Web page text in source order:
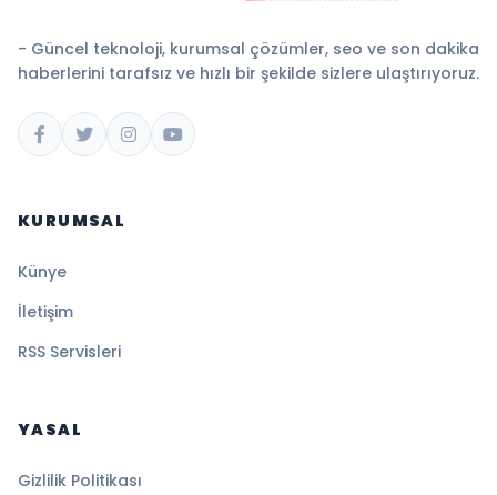
- Güncel teknoloji, kurumsal çözümler, seo ve son dakika
haberlerini tarafsız ve hızlı bir şekilde sizlere ulaştırıyoruz.
KURUMSAL
Künye
İletişim
RSS Servisleri
YASAL
Gizlilik Politikası